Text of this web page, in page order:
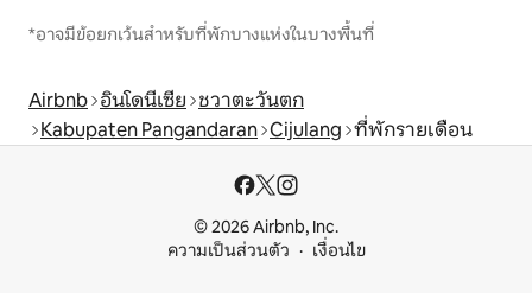
*อาจมีข้อยกเว้นสำหรับที่พักบางแห่งในบางพื้นที่
Airbnb อินโดนีเซีย ชวาตะวันตก
Kabupaten Pangandaran Cijulang ที่พักรายเดือน
© 2026 Airbnb, Inc.
ความเป็นส่วนตัว
เงื่อนไข